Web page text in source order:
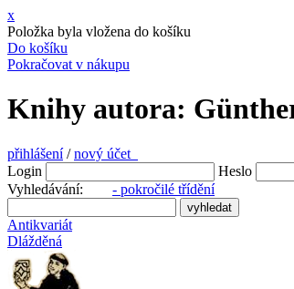
x
Položka byla vložena do košíku
Do košíku
Pokračovat v nákupu
Knihy autora:
přihlášení/nový účet
Login
Heslo
Vyhledávání: - pokročilé třídění
Antikvariát
Dlážděná